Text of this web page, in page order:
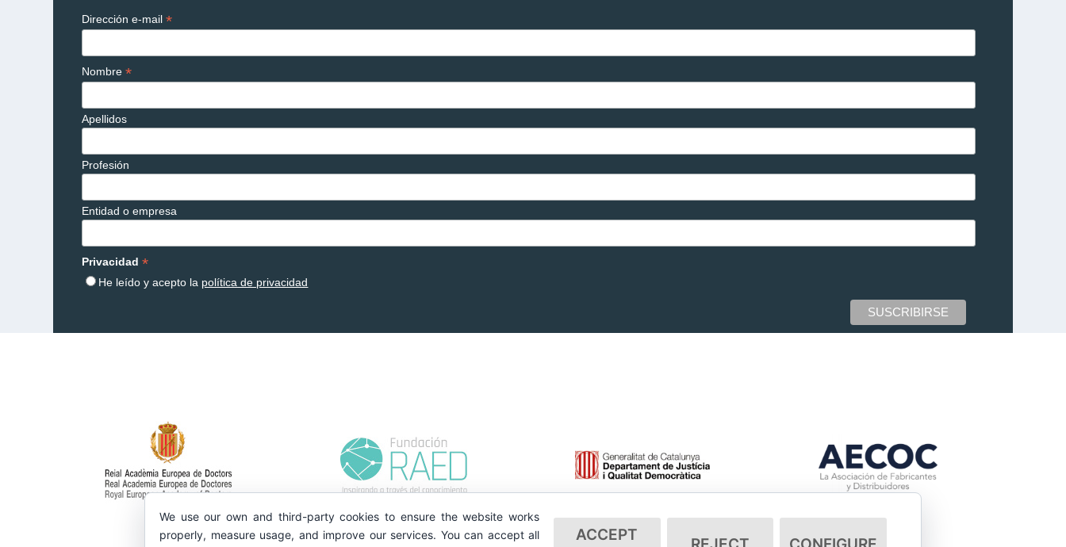
Dirección e-mail*
Nombre*
Apellidos
Profesión
Entidad o empresa
Privacidad*
He leído y acepto la política de privacidad
We use our own and third-party cookies to ensure the website works
properly, measure usage, and improve our services. You can accept all
ACCEPT